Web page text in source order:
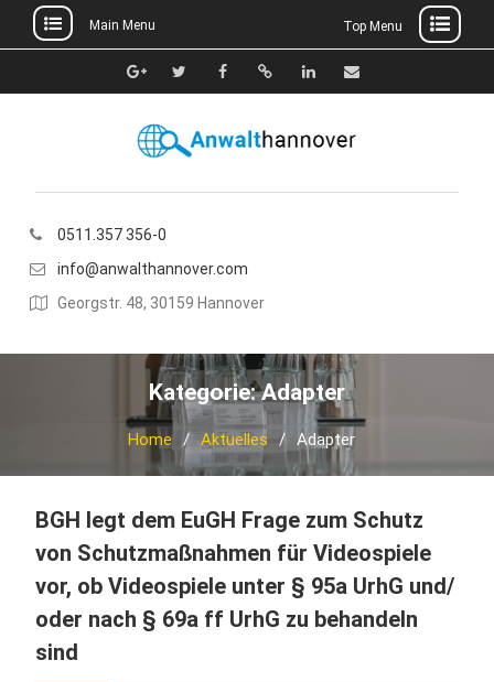
to
Main Menu Top Menu
Google+TwitterFacebook
Xing Linkedin
E-
0511.357 356-0
info@anwalthannover.com
Georgstr. 48, 30159 Hannover
Kategorie:Adapter
Home Aktuelles Adapter
BGH legt dem EuGH Frage zum Schutz
von Schutzmaßnahmen für Videospiele
vor, ob Videospiele unter § 95a UrhG und/
oder nach § 69a ff UrhG zu behandeln
sind